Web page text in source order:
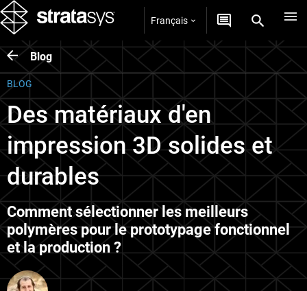
Français
Blog
BLOG
Des matériaux d'en
impression 3D solides et
durables
Comment sélectionner les meilleurs
polymères pour le prototypage fonctionnel
et la production ?